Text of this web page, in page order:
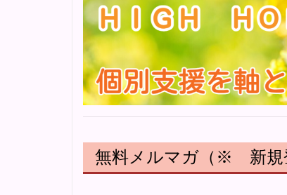
無料メルマガ（※ 新規